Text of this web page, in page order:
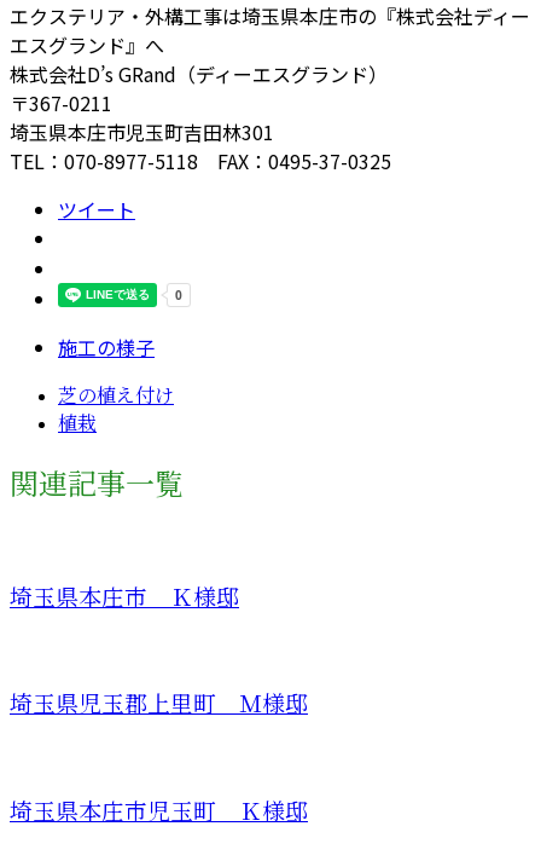
エクステリア・外構工事は埼玉県本庄市の『株式会社ディー
エスグランド』へ
株式会社D’s GRand（ディーエスグランド）
〒367-0211
埼玉県本庄市児玉町吉田林301
TEL：070-8977-5118 FAX：0495-37-0325
ツイート
施工の様子
芝の植え付け
植栽
関連記事一覧
埼玉県本庄市 Ｋ様邸
埼玉県児玉郡上里町 Ｍ様邸
埼玉県本庄市児玉町 Ｋ様邸